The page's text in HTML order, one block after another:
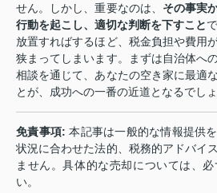
せん。しかし、重要なのは、 その事実
行動を起こし、適切な判断を下すこと
放置すればするほど、税金負担や費用
狭まってしまいます。まずは自治体へ
相談を通じて、あなたの空き家に最適
とが、成功への一番の近道となるでしょ
免責事項: 本記事は一般的な情報提供
状況に合わせた法的、税務的アドバイ
ません。具体的な売却については、
い。